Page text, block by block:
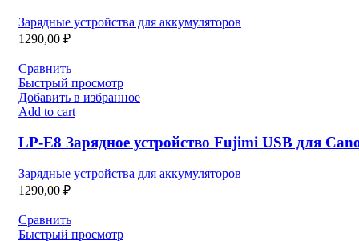
Зарядные устройства для аккумуляторов
1290,00 ₽
Сравнить
Быстрый просмотр
Добавить в избранное
Add to cart
LP-E8 Зарядное устройство Fujimi USB для
Зарядные устройства для аккумуляторов
1290,00 ₽
Сравнить
Быстрый просмотр